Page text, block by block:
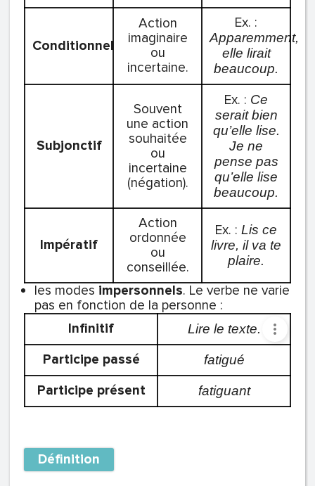
Conditionnel
Action
imaginaire
ou
incertaine.
Ex. :
Apparemment,
elle lirait
beaucoup.
Subjonctif
Souvent
une action
souhaitée
ou
incertaine
(négation).
Ex. : Ce
serait bien
qu’elle lise.
Je ne
pense pas
qu’elle lise
beaucoup.
Impératif
Action
ordonnée
ou
conseillée.
Ex. : Lis ce
livre, il va te
plaire.
les modes impersonnels. Le verbe ne varie
pas en fonction de la personne :
Infinitif
Lire le texte.
Participe passé fatigué
Participe présent fatiguant
Définition